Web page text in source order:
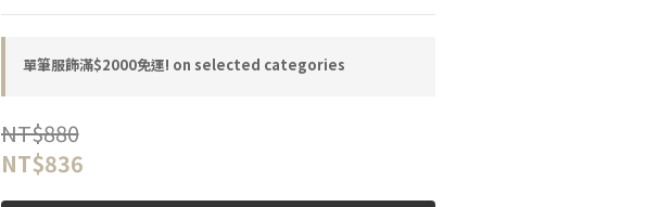
單筆服飾滿$2000免運! on selected categories
NT$880
NT$836